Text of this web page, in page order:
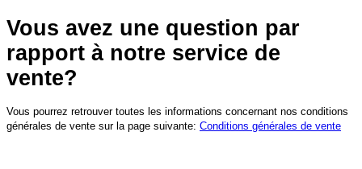
Vous avez une question par
rapport à notre service de
vente?
Vous pourrez retrouver toutes les informations concernant nos conditions
générales de vente sur la page suivante: Conditions générales de vente